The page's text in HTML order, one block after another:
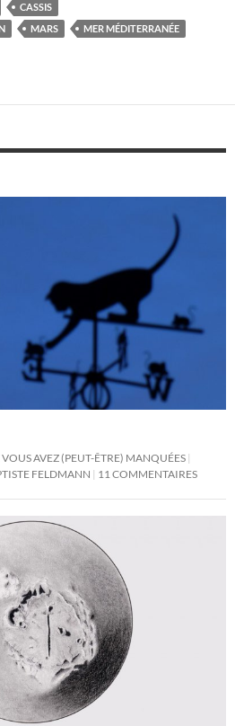
CASSIS
MARS
MER MÉDITERRANÉE
AVEZ (PEUT-ÊTRE) MANQUÉES
FELDMANN 11 COMMENTAIRES